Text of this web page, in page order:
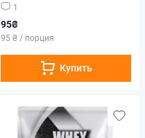
1
95₴
95 ₴ / порция
Купить